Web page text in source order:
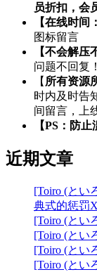
员折扣，会
【在线时间
图标留言
【不会解压
问题不回复
【 所有资源
时内及时告
间留言，上
【PS：防
近期文章
[Toiro (とい
典式的惩罚
[Toiro (とい
[Toiro (とい
[Toiro (とい
[Toiro (とい